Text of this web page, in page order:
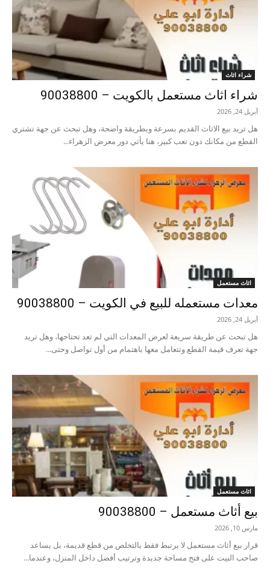
شراء اثاث
شراء اثاث مستعمل بالكويت – 90038800
أبريل 24, 2026
هل تريد بيع الاثاث القديم بسرعة وبطريقة واضحة، وهل تبحث عن جهة تشتري
القطع من مكانك دون تعب كبير، هنا يأتي دور معرض الزهراء...
اثاث مستعمل
معدات مستعمله للبيع في الكويت – 90038800
أبريل 24, 2026
هل تبحث عن طريقة سريعة لعرض المعدات التي لم تعد تحتاجها، وهل تريد
جهة تعرف قيمة القطع وتتعامل معها باهتمام من أول تواصل وحتى...
اثاث مستعمل
بيع أثاث مستعمل – 90038800
مارس 10, 2026
قرار بيع أثاث مستعمل لا يرتبط فقط بالتخلص من قطع قديمة، بل يساعد
صاحب البيت على فتح مساحة جديدة وترتيب أفضل داخل المنزل، وعندما...